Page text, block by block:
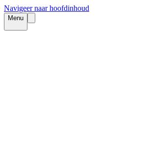
Navigeer naar hoofdinhoud
Menu